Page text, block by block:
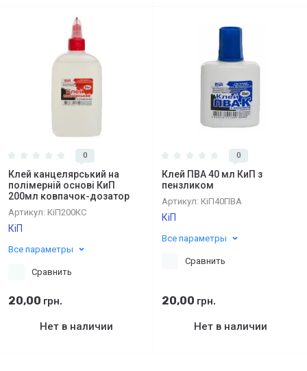
0
Клей канцелярський на
полімерній основі КиП
200мл ковпачок-дозатор
Артикул: КіП200КС
КіП
Все параметры
Сравнить
20,00 грн.
Нет в наличии
0
Клей ПВА 40 мл КиП з
пензликом
Артикул: КіП40ПВА
КіП
Все параметры
Сравнить
20,00 грн.
Нет в наличии